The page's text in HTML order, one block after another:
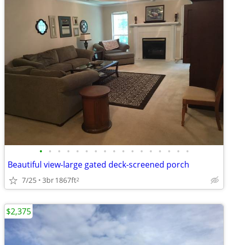
• • • • • • • • • • • • • • • • •
Beautiful view-large gated deck-screened porch
7/25 3br1867ft2
$2,375